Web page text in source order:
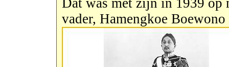
vader, Hamengkoe